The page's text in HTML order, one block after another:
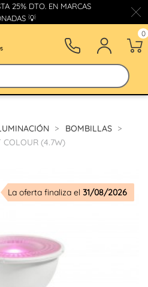
25% DTO. EN MARCAS
💡
0
BOMBILLAS
COLOUR (4.7W)
La oferta finaliza el 31/08/2026